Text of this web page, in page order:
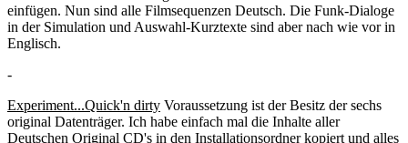
einfügen. Nun sind alle Filmsequenzen Deutsch. Die Funk-Dialoge
in der Simulation und Auswahl-Kurztexte sind aber nach wie vor in
Englisch.
-
Experiment...Quick'n dirty Voraussetzung ist der Besitz der sechs
original Datenträger. Ich habe einfach mal die Inhalte aller
Deutschen Original CD's in den Installationsordner kopiert und alles